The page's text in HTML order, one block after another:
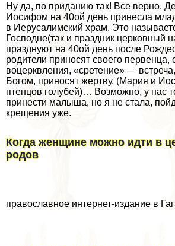
Ну да, по приданию так! Все верно.
Иосифом на 40ой день принесла
в Иерусалимский храм. Это
Господне(так и праздник церковный
празднуют на 40ой день после
родители приносят своего первенца,
воцерквления, «сретение» —
Богом, приносят жертву, (Мария и
птенцов гoлyбей)… Возможно, у нас
принести малыша, но я не стала,
крещения уже.
Когда женщине можно идти в
родов
православное интернет-издание в